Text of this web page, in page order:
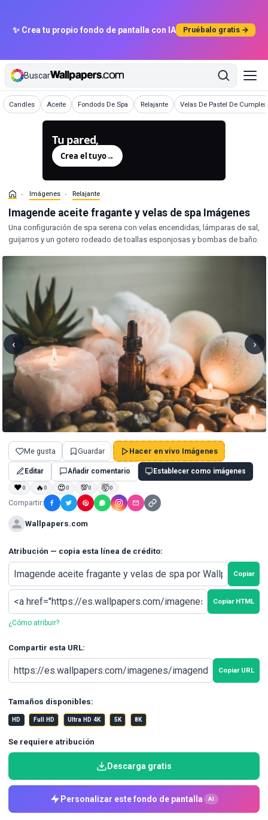
✨ Crea tu propio fondo de pantalla con IA Pruébalo gratis →
Buscar
Candles
Imágenes Aceite
Imágenes Fondods De Spa
Imágenes Relajante
Imágenes Velas De Pastel De
Imágenes
Tu pared,
Crea el tuyo→
Imágenes Relajante
Imagende aceite fragante y velas de spa Imágenes
Una configuración de spa serena con velas encendidas, lámparas de sal,
guijarros y un gotero rodeado de toallas esponjosas y bombas de baño.
‹ ›
Me gusta Guardar Hacer en vivo Imágenes
Editar Añadir comentario Establecer como imágenes
❤0 🔥0 😍0 💯0 🤯0
Compartir:
Wallpapers.com
Atribución — copia esta línea de crédito:
Copiar
Copiar HTML
¿Cómo atribuir?
Compartir esta URL:
Copiar URL
Tamaños disponibles:
HD Full HD Ultra HD 4K 5K 8K
Se requiere atribución
Descarga gratis
Personalizar este fondo de pantalla AI